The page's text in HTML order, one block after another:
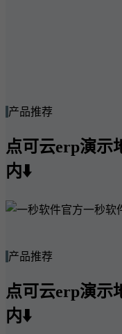
产品推荐
点可云erp演示
内⬇️
一秒软
产品推荐
点可云erp演示
内⬇️